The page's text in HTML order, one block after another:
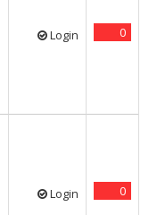
Login 0
Login 0